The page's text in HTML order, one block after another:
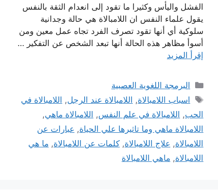
الفشل واليأس وكثيرا ما تقود إلى انعدام الثقة بالنفس
يقول علماء النفس ان اللامبالاة هي حالة وجدانية
سلوكية أي أنها تقود تصرف الفرد تجاه عمل معين ومن
أسوأ مظاهر هذه الحالة أنها تبعد الشخص عن التفكير …
إقرأ المزيد
التصنيفات
البرمجة اللغوية العصبية
الوسوم
اسباب اللامبالاة, اللامبالاة عند الرجل, اللامبالاة في
الحب, اللامبالاة في علم النفس, اللامبالاة ماهي,
اللامبالاة ماهي وما تاثيرها علي الحياة, عبارات عن
اللامبالاة, علاج اللامبالاة, كلمات عن اللامبالاة, ما هي
اللامبالاة, ماهي اللامبالاة